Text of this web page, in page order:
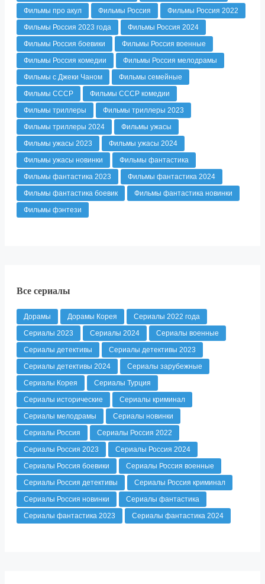
Фильмы про акул
Фильмы Россия
Фильмы Россия 2022
Фильмы Россия 2023 года
Фильмы Россия 2024
Фильмы Россия боевики
Фильмы Россия военные
Фильмы Россия комедии
Фильмы Россия мелодрамы
Фильмы с Джеки Чаном
Фильмы семейные
Фильмы СССР
Фильмы СССР комедии
Фильмы триллеры
Фильмы триллеры 2023
Фильмы триллеры 2024
Фильмы ужасы
Фильмы ужасы 2023
Фильмы ужасы 2024
Фильмы ужасы новинки
Фильмы фантастика
Фильмы фантастика 2023
Фильмы фантастика 2024
Фильмы фантастика боевик
Фильмы фантастика новинки
Фильмы фэнтези
Все сериалы
Дорамы Дорамы Корея
Сериалы 2022 года
Сериалы 2023
Сериалы 2024
Сериалы военные
Сериалы детективы
Сериалы детективы 2023
Сериалы детективы 2024
Сериалы зарубежные
Сериалы Корея
Сериалы Турция
Сериалы исторические
Сериалы криминал
Сериалы мелодрамы
Сериалы новинки
Сериалы Россия
Сериалы Россия 2022
Сериалы Россия 2023
Сериалы Россия 2024
Сериалы Россия боевики
Сериалы Россия военные
Сериалы Россия детективы
Сериалы Россия криминал
Сериалы Россия новинки
Сериалы фантастика
Сериалы фантастика 2023
Сериалы фантастика 2024